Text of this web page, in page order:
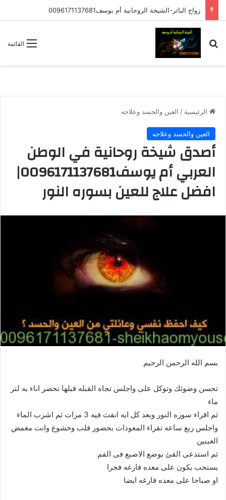
زواج البائر-الشيخة الروحانية أم يوسف0096171137681
القائمة بحث عن
الرئيسية / العين والحسد وعلاجه
العين والحسد وعلاجه
أصدق شيخة روحانية في الوطن
العربي أم يوسف0096171137681|
افضل علاج للعين بسوره النور
بسم الله الرحمن الرحيم
تحسن وضوئك وتوكل على واجلس تجاه القبله قبلها تحضر اناء به لتر
ماء
ثم اقراء سوره النور وبعد كل ايه انفث فيه 3 مرات ثم اشرب الماء
واجلس ربع ساعه تقراء المعوذات بحضور قلب وخشوع وانت مغمض
العينين
ثم استدعى القئ بوضع الاصبع فى الفم
يستحب يكون على معده فارغه فجرا
او صباحا على معده فارغه ايضا